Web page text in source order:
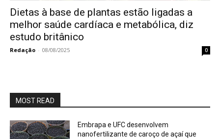
Dietas à base de plantas estão ligadas a
melhor saúde cardíaca e metabólica, diz
estudo britânico
Redação - 08/08/2025 0
MOST READ
Embrapa e UFC desenvolvem
nanofertilizante de caroço de açaí que